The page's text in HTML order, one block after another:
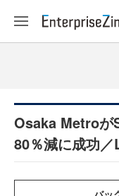
Osaka Metroが
80％減に成功